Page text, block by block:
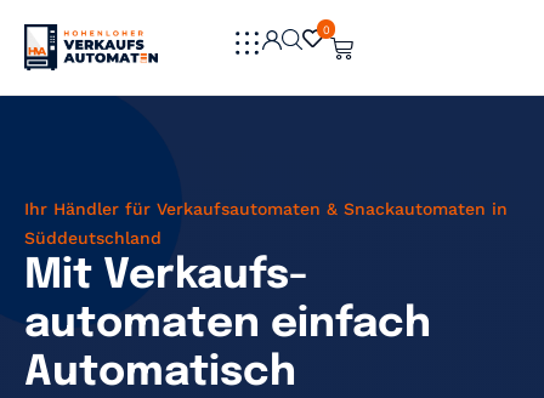
0
0
Ihr Händler für Verkaufsautomaten & Snackautomaten in
Süddeutschland
Mit Verkaufs­
automaten einfach
Automatisch